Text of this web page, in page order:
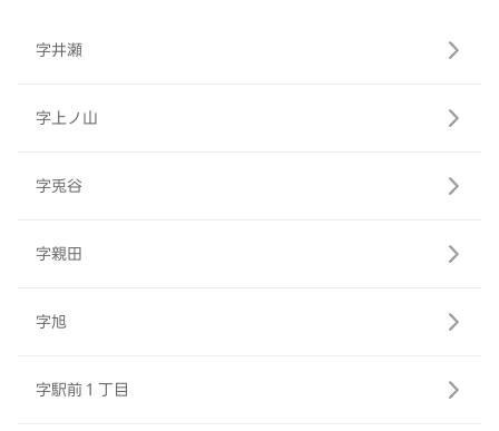
字井瀬
字上ノ山
字兎谷
字親田
字旭
字駅前１丁目